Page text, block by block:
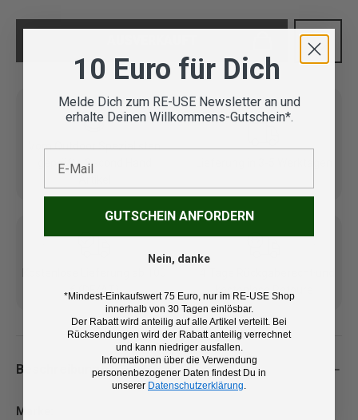
Vom Outdoor Spezialisten
geprüfte Second Hand
€ (DE/AT)
kostenlose Retoure
Beschreibung
Marke:
10 Euro für Dich
Melde Dich zum RE-USE Newsletter an und
erhalte Deinen Willkommens-Gutschein*.
GUTSCHEIN ANFORDERN
Nein, danke
*Mindest-Einkaufswert 75 Euro, nur im RE-USE Shop
innerhalb von 30 Tagen einlösbar.
Der Rabatt wird anteilig auf alle Artikel verteilt. Bei
Rücksendungen wird der Rabatt anteilig verrechnet
und kann niedriger ausfallen.
Informationen über die Verwendung
personenbezogener Daten findest Du in
unserer Datenschutzerklärung.